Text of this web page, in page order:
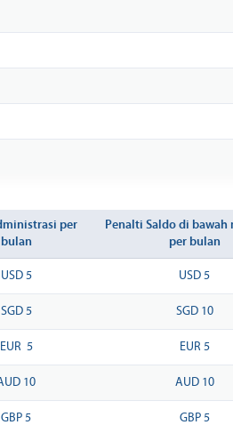
per
bulan
Penalti Saldo di bawah
per bulan
USD 5 USD 5
SGD 5 SGD 10
EUR 5 EUR 5
10 AUD 10
GBP 5 GBP 5